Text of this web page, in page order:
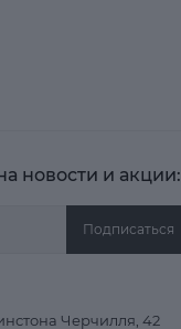
новости и акции:
Подписаться
Черчилля, 42